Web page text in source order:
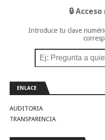
🔒
Introduce tu clave
ENLACE
AUDITORIA
TRANSPARENCIA